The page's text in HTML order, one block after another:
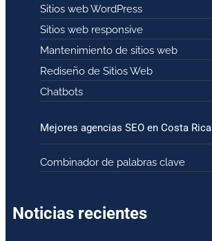
Sitios web WordPress
Sitios web responsive
Mantenimiento de sitios web
Rediseño de Sitios Web
Chatbots
Mejores agencias SEO en Costa Rica
Combinador de palabras clave
Noticias recientes